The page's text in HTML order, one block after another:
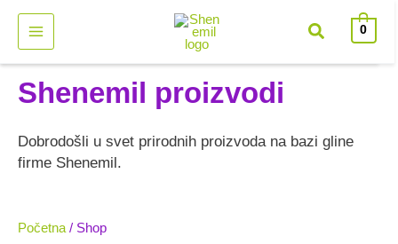
sadržaj
0
Shenemil proizvodi
Dobrodošli u svet prirodnih proizvoda na bazi gline
firme Shenemil.
Početna / Shop